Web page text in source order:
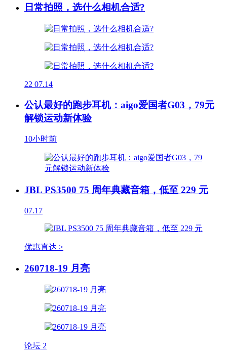
日常拍照，选什么相机合适?
22 07.14
公认最好的跑步耳机：aigo爱国者G03，79元
解锁运动新体验
10小时前
JBL PS3500 75 周年典藏音箱，低至 229 元
07.17
优惠直达 >
260718-19 月亮
论坛 2